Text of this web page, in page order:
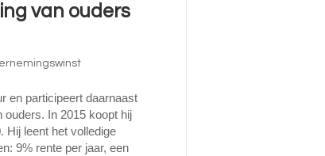
van ouders
en participeert daarnaast
In 2015 koopt hij
Hij leent het volledige
9% rente per jaar, een